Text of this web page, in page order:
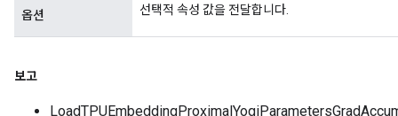
옵션 선택적 속성 값을 전달합니다.
보고